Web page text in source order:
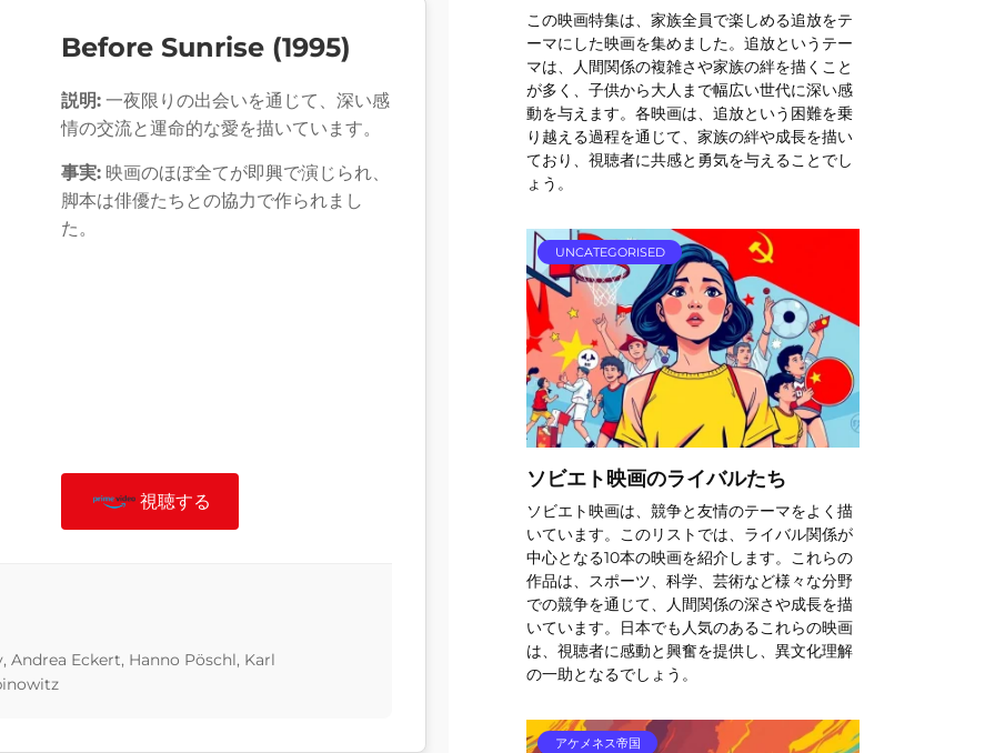
Before Sunrise (1995)
説明: 一夜限りの出会いを通じて、深い感
情の交流と運命的な愛を描いています。
事実: 映画のほぼ全てが即興で演じられ、
脚本は俳優たちとの協力で作られまし
た。
視聴する
Andrea Eckert, Hanno Pöschl, Karl
この映画特集は、家族全員で楽しめる追放をテ
ーマにした映画を集めました。追放というテー
マは、人間関係の複雑さや家族の絆を描くこと
が多く、子供から大人まで幅広い世代に深い感
動を与えます。各映画は、追放という困難を乗
り越える過程を通じて、家族の絆や成長を描い
ており、視聴者に共感と勇気を与えることでし
ょう。
UNCATEGORISED
ソビエト映画のライバルたち
ソビエト映画は、競争と友情のテーマをよく描
いています。このリストでは、ライバル関係が
中心となる10本の映画を紹介します。これらの
作品は、スポーツ、科学、芸術など様々な分野
での競争を通じて、人間関係の深さや成長を描
いています。日本でも人気のあるこれらの映画
は、視聴者に感動と興奮を提供し、異文化理解
の一助となるでしょう。
アケメネス帝国